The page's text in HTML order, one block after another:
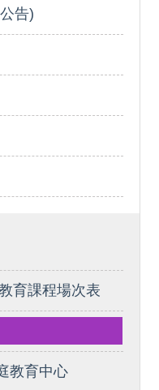
告)
育課程場次表
教育中心